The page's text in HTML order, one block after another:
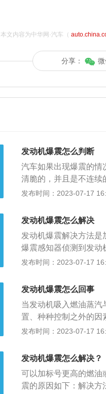
本文内容为中华网·汽车（
分享：
发动机爆震怎么判断
汽车如果出现爆震的情
清脆的，并且是不连续
颤抖的现象，仪表盘上
利用压缩空气将火花塞
力表的橡皮头插到火
秒钟，等到压力表读数
得平均值；2、检测发
兹，6缸发动机的正常
法去检测，精度和灵敏
机积碳严重，就会产生
解决方法：清理发动机
如果出现问题就要及时
法：延后点火提前角；
况。解决方法：使用高
虑使用95或者98的，
发布时间：2023-07-17
发动机爆震怎么解决
发动机爆震解决方法是
爆震感知器侦测到发动
待发动机不爆震时，再
轻爆震。不过这种调节
节。预防发动机爆震
是汽车应该选用什么汽
压缩比可以选用适合自
性，并保障发动机达到
升不明显，爆震便容易
S店保养，清洗油路和
动机良好状态的一种
发布时间：2023-07-17
发动机爆震怎么回事
当发动机吸入燃油蒸汽
置、种种控制之外的因
巨大冲击力与活塞运动
加、噪音加大、汽车舒
时一辆车的污染可以
员本人和乘客的身体
机机械部件破坏，给车
发布时间：2023-07-17
发动机爆震怎么解决？
可以加标号更高的燃油
震的原因如下：解决方